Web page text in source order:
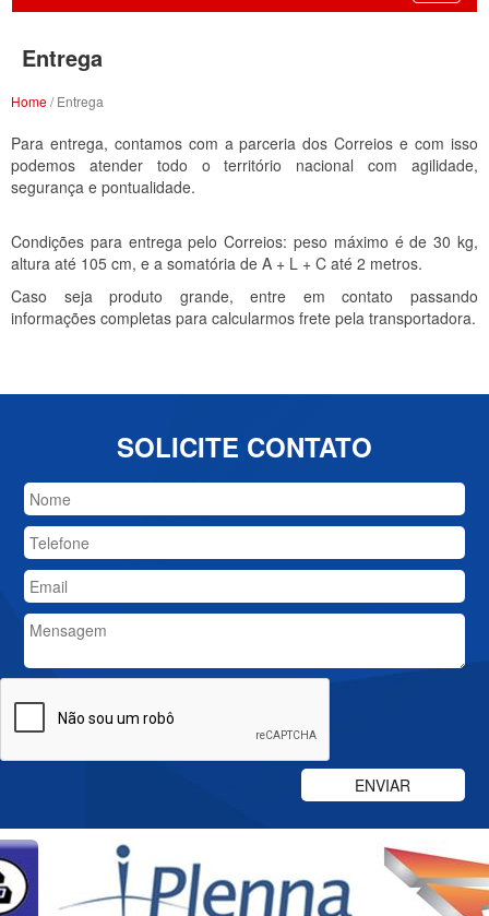
Entrega
Home/ Entrega
Para entrega, contamos com a parceria dos Correios e com isso
podemos atender todo o território nacional com agilidade,
segurança e pontualidade.
Condições para entrega pelo Correios: peso máximo é de 30 kg,
altura até 105 cm, e a somatória de A + L + C até 2 metros.
Caso seja produto grande, entre em contato passando
informações completas para calcularmos frete pela transportadora.
SOLICITE CONTATO